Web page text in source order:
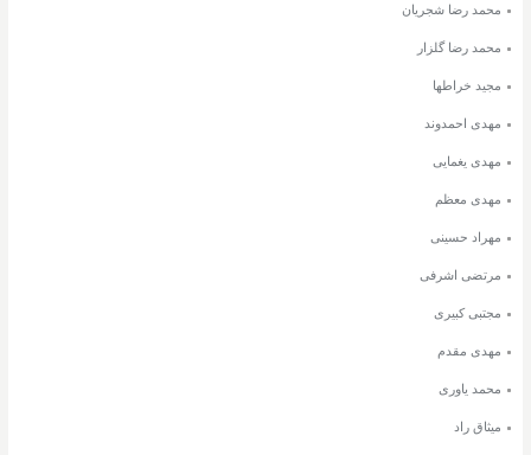
محمد رضا شجریان
محمد رضا گلزار
مجید خراطها
مهدی احمدوند
مهدی یغمایی
مهدی معظم
مهراد حسینی
مرتضی اشرفی
مجتبی کبیری
مهدی مقدم
محمد یاوری
میثاق راد